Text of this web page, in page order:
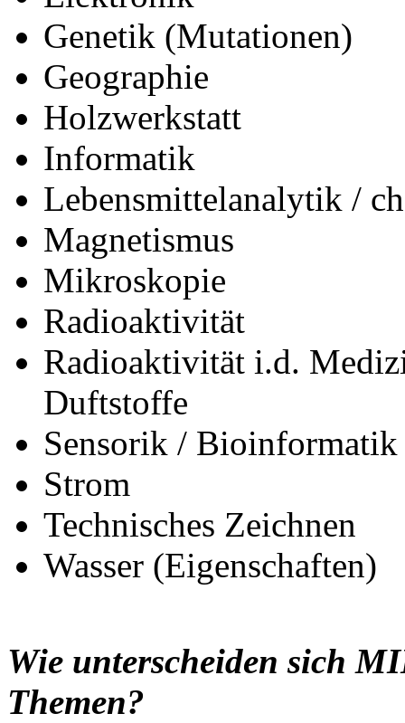
Genetik (Mutationen)
Geographie
Holzwerkstatt
Informatik
Lebensmittelanalytik /
Magnetismus
Mikroskopie
Radioaktivität
Radioaktivität i.d.
Duftstoffe
Sensorik /
Strom
Technisches Zeichnen
Wasser (Eigenschaften)
Wie unterscheiden sich
Themen?